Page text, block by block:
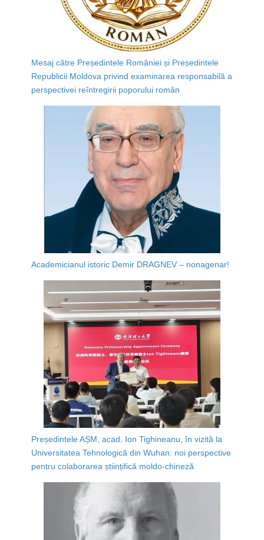
Mesaj către Președintele României și Președintele
Republicii Moldova privind examinarea responsabilă a
perspectivei reîntregirii poporului român
Academicianul istoric Demir DRAGNEV – nonagenar!
Președintele AȘM, acad. Ion Tighineanu, în vizită la
Universitatea Tehnologică din Wuhan: noi perspective
pentru colaborarea științifică moldo-chineză